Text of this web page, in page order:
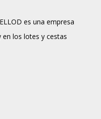
es una empresa
los lotes y cestas